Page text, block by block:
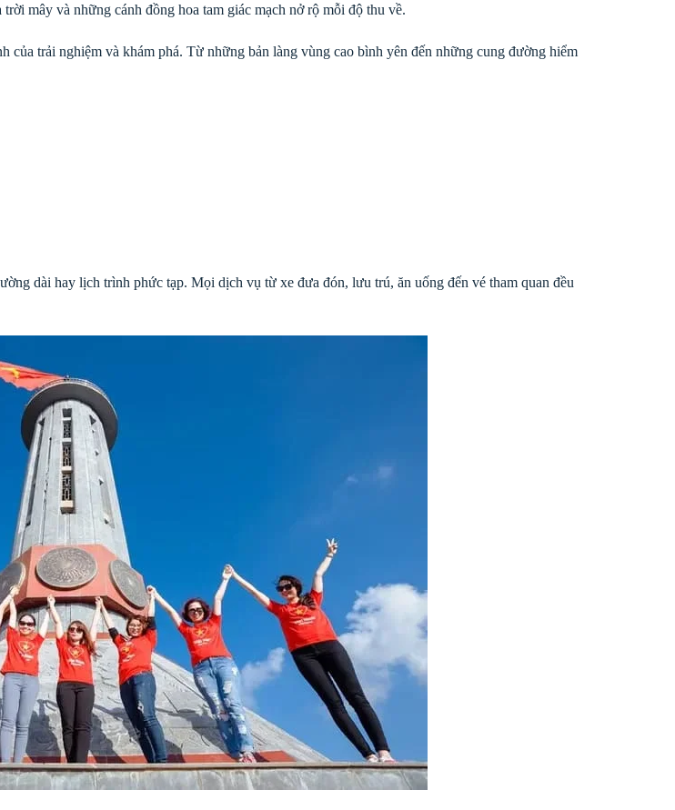
mây và những cánh đồng hoa tam giác mạch nở rộ mỗi độ thu về.
trải nghiệm và khám phá. Từ những bản làng vùng cao bình yên đến những cung đường hiểm
dài hay lịch trình phức tạp. Mọi dịch vụ từ xe đưa đón, lưu trú, ăn uống đến vé tham quan đều